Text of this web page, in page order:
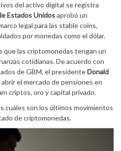
del activo digital se registra
Estados Unidosaprobó un
legal para las stable coins,
por monedas como el dólar.
que las criptomonedas tengan un
cotidianas. De acuerdo con
de GBM, el presidenteDonald
el mercado de pensiones en
criptos, oro y capital privado.
cuáles son los últimos movimientos
de criptomonedas.